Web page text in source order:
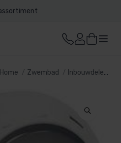
Home Zwembad Inbouwdelen